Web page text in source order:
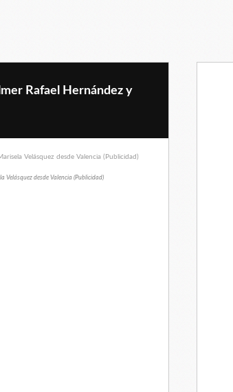
Rafael Hernández y
Velásquez desde Valencia (Publicidad)